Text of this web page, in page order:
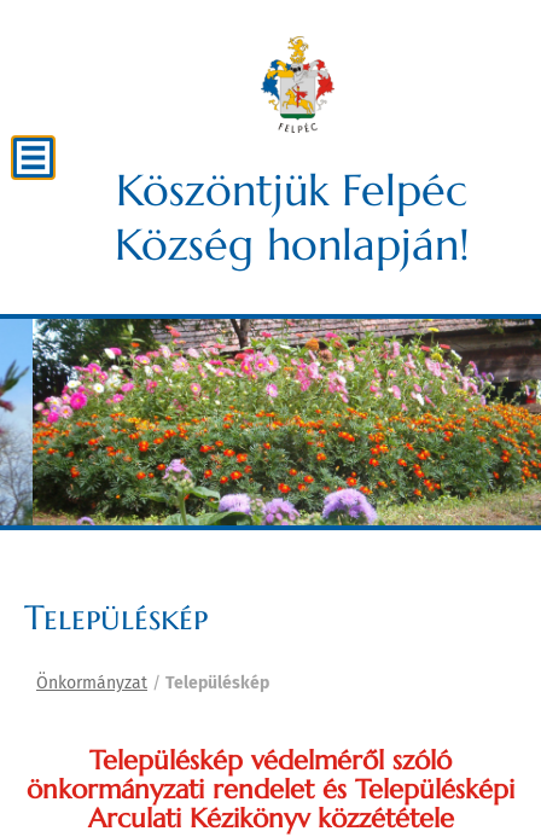
Köszöntjük Felpéc
Község honlapján!
Településkép
Önkormányzat / Településkép
Településkép védelméről szóló
önkormányzati rendelet és Településképi
Arculati Kézikönyv közzététele